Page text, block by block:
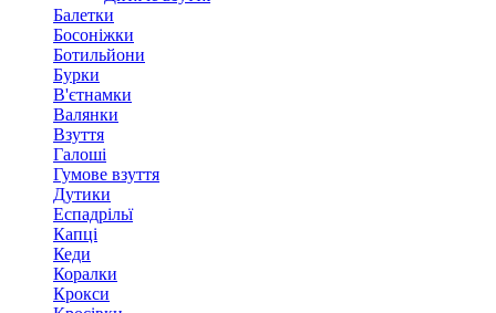
Балетки
Босоніжки
Ботильйони
Бурки
В'єтнамки
Валянки
Взуття
Галоші
Гумове взуття
Дутики
Еспадрільї
Капці
Кеди
Коралки
Крокси